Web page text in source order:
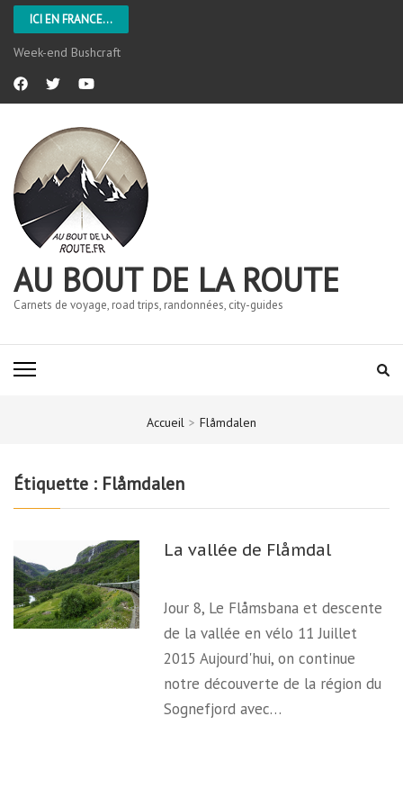
ICI EN FRANCE...
Week-end Bushcraft
AU BOUT DE LA ROUTE
Carnets de voyage, road trips, randonnées, city-guides
Accueil > Flåmdalen
Étiquette : Flåmdalen
La vallée de Flåmdal
Jour 8, Le Flåmsbana et descente
de la vallée en vélo 11 Juillet
2015 Aujourd'hui, on continue
notre découverte de la région du
Sognefjord avec…